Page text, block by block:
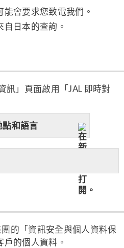
會要求您致電我們。
日本的查詢。
訊」頁面啟用「JAL 即時對
點和語言
團的「資訊安全與個人資料保
的個人資料。